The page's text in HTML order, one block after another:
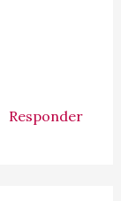
Responder